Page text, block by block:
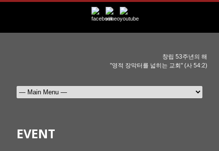
창립 53주년의 해
"영적 장막터를 넓히는 교회" (사 54:2)
EVENT